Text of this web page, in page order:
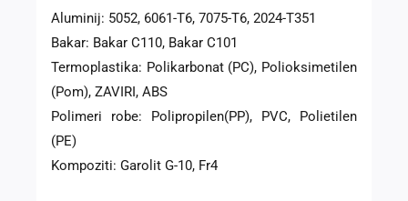
Aluminij: 5052, 6061-T6, 7075-T6, 2024-T351
Bakar: Bakar C110, Bakar C101
Termoplastika: Polikarbonat (PC), Polioksimetilen
(Pom), ZAVIRI, ABS
Polimeri robe: Polipropilen(PP), PVC, Polietilen
(PE)
Kompoziti: Garolit G-10, Fr4